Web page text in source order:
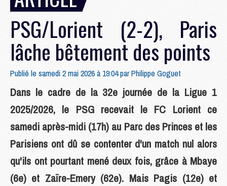
PSG/Lorient (2-2), Paris
lâche bêtement des points
Publié le samedi 2 mai 2026 à 19:04 parPhilippe Goguet
Dans le cadre de la 32e journée de la Ligue 1
2025/2026, le PSG recevait le FC Lorient ce
samedi après-midi (17h) au Parc des Princes et les
Parisiens ont dû se contenter d'un match nul alors
qu'ils ont pourtant mené deux fois, grâce à Mbaye
(6e) et Zaïre-Emery (62e). Mais Pagis (12e) et